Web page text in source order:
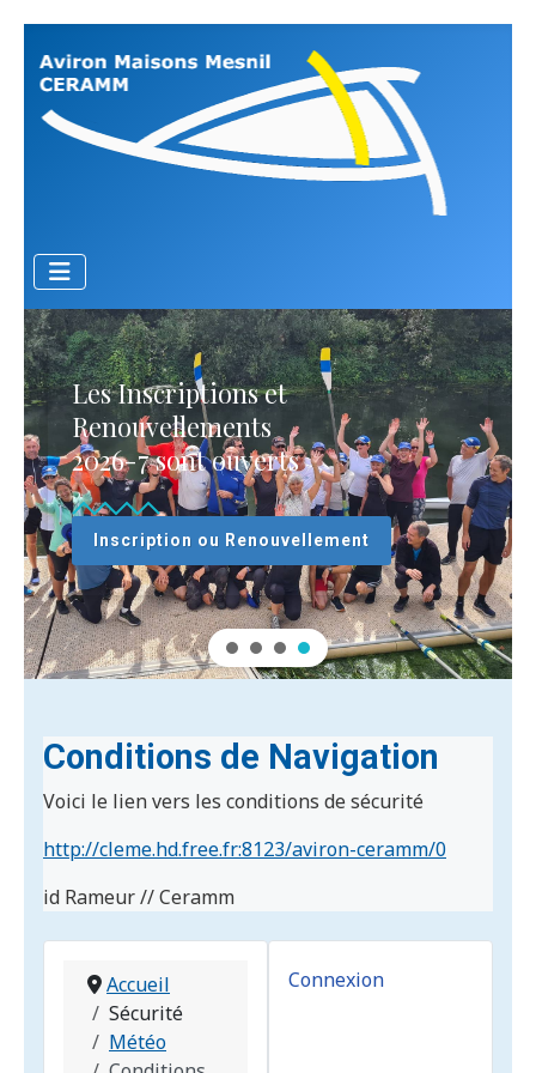
Les Inscriptions et
Renouvellements
2026-7 sont ouverts
Inscription ou Renouvellement
Conditions de Navigation
Voici le lien vers les conditions de sécurité
http://cleme.hd.free.fr:8123/aviron-ceramm/0
id Rameur // Ceramm
Accueil
Sécurité
Météo
Connexion